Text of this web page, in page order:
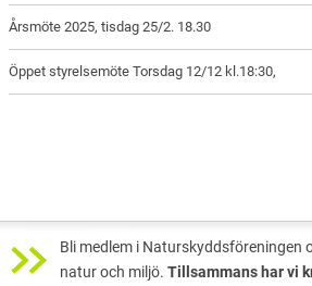
Årsmöte 2025, tisdag 25/2. 18.30
Öppet styrelsemöte Torsdag 12/12 kl.18:30,
Bli medlem i Naturskyddsföreningen
natur och miljö. Tillsammans har vi